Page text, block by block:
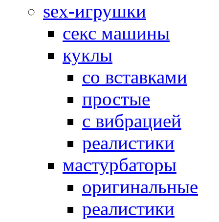
sex-игрушки
секс машины
куклы
со вставками
простые
с вибрацией
реалистики
мастурбаторы
оригинальные
реалистики